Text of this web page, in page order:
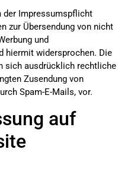
der Impressumspflicht
zur Übersendung von nicht
und
hiermit widersprochen. Die
sich ausdrücklich rechtliche
Zusendung von
Spam-E-Mails, vor.
auf